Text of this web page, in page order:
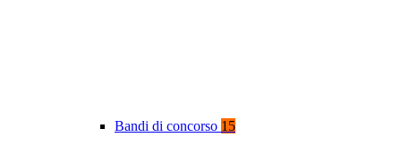
Bandi di concorso 15